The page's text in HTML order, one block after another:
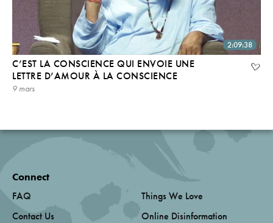
2:09:38
C’EST LA CONSCIENCE QUI ENVOIE UNE
LETTRE D’AMOUR À LA CONSCIENCE
9 mars
Connect
FAQ
Contact Us
Things We Love
Online Disinformation